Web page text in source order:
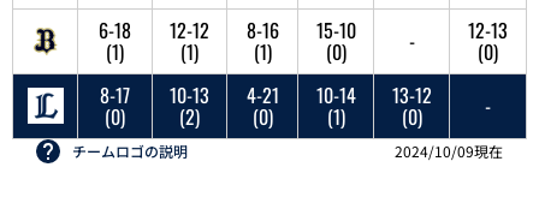
6-18
(1)
12-12
(1)
8-16
(1)
15-10
(0) - 12-13
(0)
8-17
(0)
10-13
(2)
4-21
(0)
10-14
(1)
13-12
(0) -
チームロゴの説明 2024/10/09現在